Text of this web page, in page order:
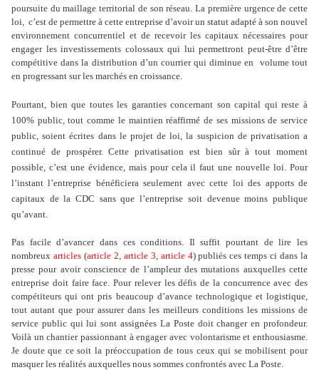
poursuite du maillage territorial de son réseau. La première urgence de cette
loi, c’est de permettre à cette entreprise d’avoir un statut adapté à son nouvel
environnement concurrentiel et de recevoir les capitaux nécessaires pour
engager les investissements colossaux qui lui permettront peut-être d’être
compétitive dans la distribution d’un courrier qui diminue en
volume tout
en progressant sur les marchés en croissance.
Pourtant, bien que toutes les garanties concernant son capital qui reste à
100% public, tout comme le maintien réaffirmé de ses missions de service
public, soient écrites dans le projet de loi, la suspicion de privatisation a
continué de prospérer. Cette privatisation est bien sûr à tout moment
possible, c’est une évidence, mais pour cela il faut une nouvelle loi. Pour
l’instant l’entreprise bénéficiera seulement avec cette loi des apports de
capitaux de la CDC sans que l’entreprise soit devenue moins publique
qu’avant.
Pas facile d’avancer dans ces conditions. Il suffit pourtant de lire les
nombreux articles(article 2, article 3, article 4) publiés ces temps ci dans la
presse pour avoir conscience de l’ampleur des mutations auxquelles cette
entreprise doit faire face. Pour relever les défis de la concurrence avec des
compétiteurs qui ont pris beaucoup d’avance technologique et logistique,
tout autant que pour assurer dans les meilleurs conditions les missions de
service public qui lui sont assignées La Poste doit changer en profondeur.
Voilà un chantier passionnant à engager avec volontarisme et enthousiasme.
Je doute que ce soit la préoccupation de tous ceux qui se mobilisent pour
masquer les réalités auxquelles nous sommes confrontés avec La Poste.